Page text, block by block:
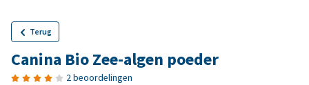
Terug
Canina Bio Zee-algen poeder
2 beoordelingen